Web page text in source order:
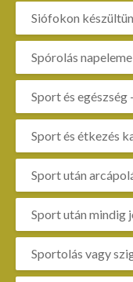
Siófokon
Spórolás
Sport és
Sport és étkezés
Sport után
Sport után mindig
Sportolás vagy